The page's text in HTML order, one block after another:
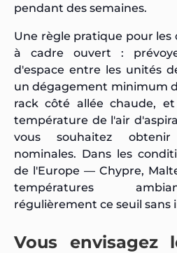
pendant des semaines.
Une règle pratique pour
à cadre ouvert :
d'espace entre les unités
un dégagement minimum
rack côté allée chaude,
température de l'air
vous souhaitez
nominales. Dans les
de l'Europe — Chypre,
températures
régulièrement ce seuil sans
Vous envisagez